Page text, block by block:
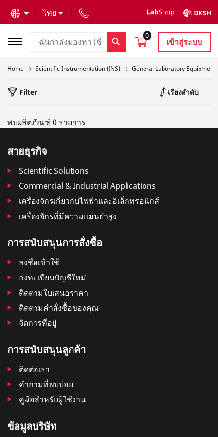
ไทย
0
เข้าสู่ระบบ
Home Scientific Instrumentation (INS) General Laboratory Equipment
Filter เรียงลำดับ
พบผลิตภัณฑ์ 0 รายการ
สายธุรกิจ
Scientific Solutions
Commercial & Industrial Applications
เครื่องจักรเกี่ยวกับไฟฟ้าและอิเล็กทรอนิกส์
เครื่องจักรที่มีความแม่นยำสูง
การสนับสนุนการสั่งซื้อ
ลงชื่อเข้าใช้
ลงทะเบียนบัญชีใหม่
ติดตามใบเสนอราคา
ติดตามคําสั่งซื้อของคุณ
จัดการที่อยู่
การสนับสนุนลูกค้า
ติดต่อเรา
คำถามที่พบบ่อย
คู่มือสำหรับผู้ใช้งาน
ข้อมูลบริษัท